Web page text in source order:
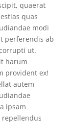
quaerat
quas
modi
perferendis ab
ut.
harum
provident ex!
autem
ipsam
repellendus